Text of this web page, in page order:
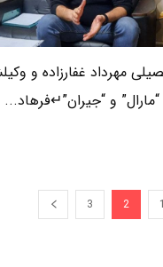
مهرداد غفارزاده و
و “جیران”↵فرهاد...
1
2
3